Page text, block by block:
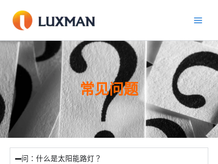
容
常见问题
问：什么是太阳能路灯？